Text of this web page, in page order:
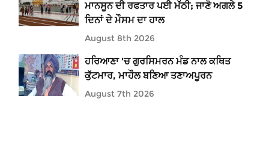
ਮਾਨਸੂਨ ਦੀ ਰਫਤਾਰ ਪਈ ਮੱਠੀ; ਜਾਣੋ ਅਗਲੇ 5
ਦਿਨਾਂ ਦੇ ਮੌਸਮ ਦਾ ਹਾਲ
August 8th 2026
ਹਰਿਆਣਾ 'ਚ ਗੁਰਸਿਮਰਨ ਮੰਡ ਨਾਲ ਕਥਿਤ
ਕੁੱਟਮਾਰ, ਮਾਹੌਲ ਬਣਿਆ ਤਣਾਅਪੂਰਨ
August 7th 2026